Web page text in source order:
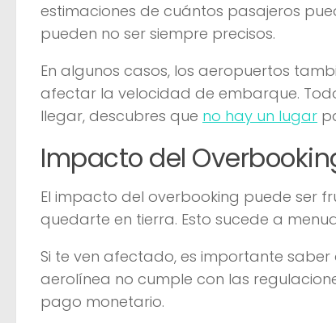
estimaciones de cuántos pasajeros
pueden no ser siempre precisos.
En algunos casos, los aeropuertos
afectar la velocidad de embarque.
llegar, descubres que no hay un lugar
Impacto del
El impacto del overbooking puede ser
quedarte en tierra. Esto sucede a
Si te ven afectado, es importante saber
aerolínea no cumple con las
pago monetario.